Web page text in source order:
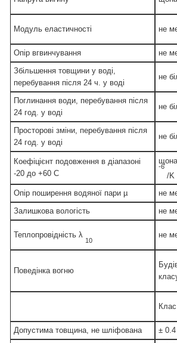
Модуль еластичності не
Опір вгвинчування
не
Збільшення товщини у воді,
перебування після 24 ч. у воді
не
Поглинання води, перебування після
24 год. у воді
не
Просторові зміни, перебування після
24 год. у воді
не
Коефіцієнт подовження в діапазоні
-20 до +60 С
-6
/K
Опір поширення водяної пари µ не
Залишкова вологість
не
Теплопровідність λ
10
не
Поведінка вогню
Допустима товщина, не шліфована
±